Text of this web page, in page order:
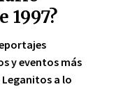
1997?
y eventos más
a lo